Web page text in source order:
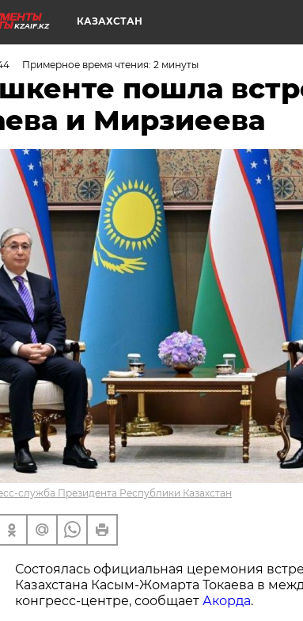
KZAIF.KZ КАЗАХСТАН
Примерное время чтения: 2 минуты
пошла
и Мирзиеева
служба Президента Республики Казахстан
Состоялась официальная церемония
Казахстана Касым-Жомарта Токаева в
конгресс-центре, сообщает Акорда.